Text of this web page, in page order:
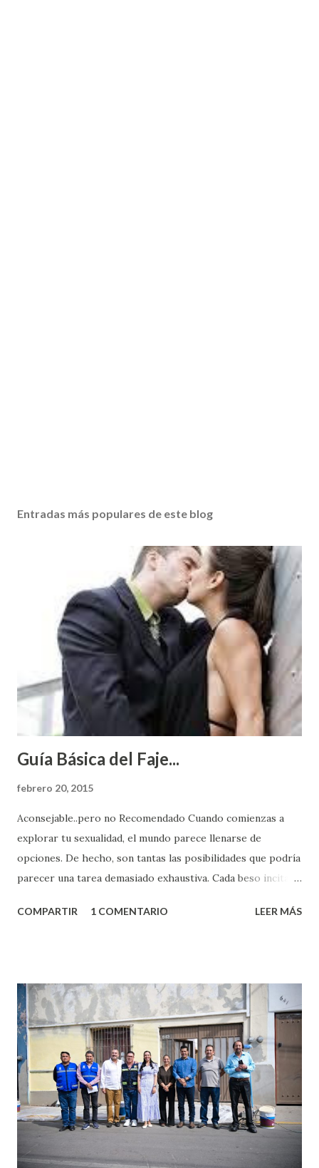
Entradas más populares de este blog
Guía Básica del Faje...
febrero 20, 2015
Aconsejable..pero no Recomendado Cuando comienzas a
explorar tu sexualidad, el mundo parece llenarse de
opciones. De hecho, son tantas las posibilidades que podría
parecer una tarea demasiado exhaustiva. Cada beso incita
partes de ti que jamás hubieras imaginado. El problema es
conoces ni la mitad de lo que deberías saber. Pero incluso
quienes ya han tenido relaciones sexuales no son expertos
o expertas en el tema. Siempre hay algo nuevo que
aprender y nuevas experiencias que conocer. Si eres una
chica y aún no has tenido relaciones sexuales, tal vez
pienses que el sexo será increíble y no puedas esperar para
experimentarlo, pero como cualquier persona con
experiencia te dirá, siempre es mejor cuando ambas partes
son suficientemen...
COMPARTIR 1 COMENTARIO LEER MÁS